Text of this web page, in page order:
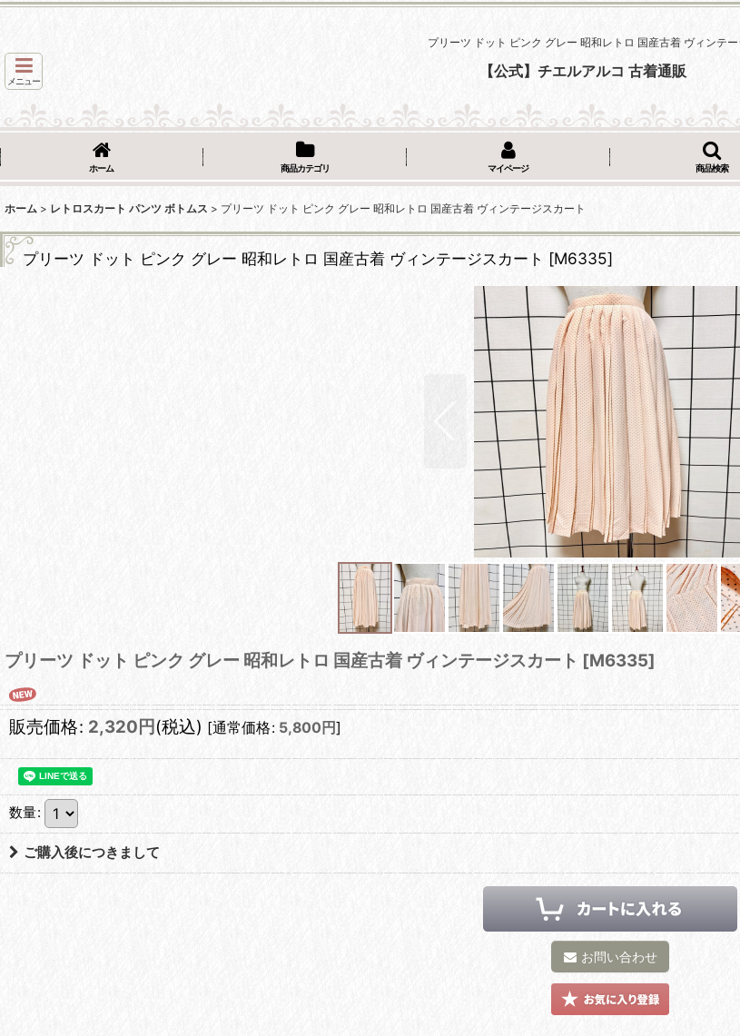
プリーツ ドット ピンク グレー 昭和レトロ 国産古着 ヴィンテー
メニュー
【公式】チエルアルコ 古着通販
ホーム 商品カテゴリ マイページ 商品検索
ホーム > レトロスカート パンツ ボトムス > プリーツ ドット ピンク グレー 昭和レトロ 国産古着 ヴィンテージスカート
プリーツ ドット ピンク グレー 昭和レトロ 国産古着 ヴィンテージスカート [M6335]
プリーツ ドット ピンク グレー 昭和レトロ 国産古着 ヴィンテージスカート [M6335]
販売価格: 2,320 円 (税込) [通常価格: 5,800 円]
数量:
ご購入後につきまして
お問い合わせ